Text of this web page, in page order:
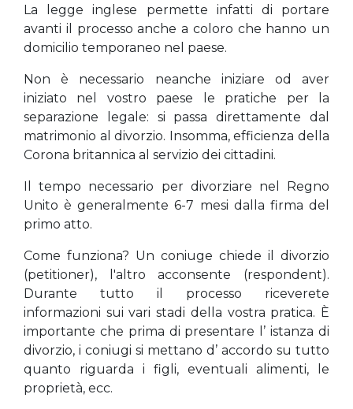
La legge inglese permette infatti di portare
avanti il processo anche a coloro che hanno un
domicilio temporaneo nel paese.
Non è necessario neanche iniziare od aver
iniziato nel vostro paese le pratiche per la
separazione legale: si passa direttamente dal
matrimonio al divorzio. Insomma, efficienza della
Corona britannica al servizio dei cittadini.
Il tempo necessario per divorziare nel Regno
Unito è generalmente 6-7 mesi dalla firma del
primo atto.
Come funziona? Un coniuge chiede il divorzio
(petitioner), l'altro acconsente (respondent).
Durante tutto il processo riceverete
informazioni sui vari stadi della vostra pratica. È
importante che prima di presentare l’ istanza di
divorzio, i coniugi si mettano d’ accordo su tutto
quanto riguarda i figli, eventuali alimenti, le
proprietà, ecc.